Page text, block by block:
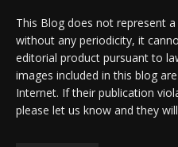
This Blog does not represent
without any periodicity, it
editorial product pursuant to
images included in this blog
Internet. If their publication
please let us know and they